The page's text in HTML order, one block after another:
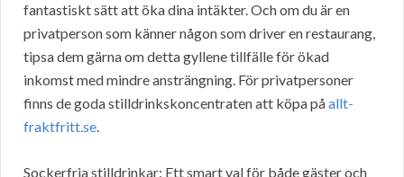
fantastiskt sätt att öka dina intäkter. Och om du är en
privatperson som känner någon som driver en restaurang,
tipsa dem gärna om detta gyllene tillfälle för ökad
inkomst med mindre ansträngning. För privatpersoner
finns de goda stilldrinkskoncentraten att köpa påallt-
fraktfritt.se.
Sockerfria stilldrinkar: Ett smart val för både gäster och